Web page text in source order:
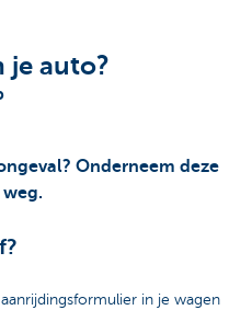
je auto?
Onderneem deze
in je wagen